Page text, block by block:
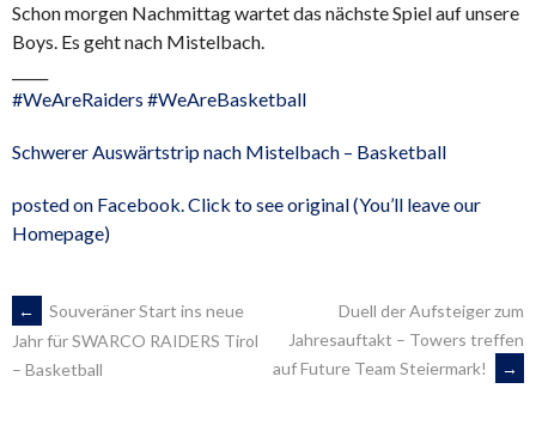
Schon morgen Nachmittag wartet das nächste Spiel auf unsere
Boys. Es geht nach Mistelbach.
#WeAreRaiders #WeAreBasketball
Schwerer Auswärtstrip nach Mistelbach – Basketball
posted on Facebook. Click to see original (You’ll leave our
Homepage)
ARTIKEL-
NAVIGATION
←
Souveräner Start ins neue
Jahr für SWARCO RAIDERS Tirol
– Basketball
Duell der Aufsteiger zum
Jahresauftakt – Towers treffen
auf Future Team Steiermark!
→